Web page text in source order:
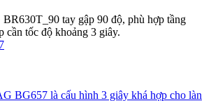
tay gập 90 độ, phù hợp tầng
cần tốc độ khoảng 3 giây.